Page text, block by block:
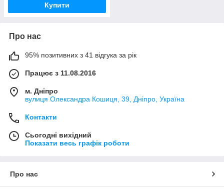
Купити
Про нас
95% позитивних з 41 відгука за рік
Працює з 11.08.2016
м. Дніпро
вулиця Олександра Кошиця, 39, Дніпро, Україна
Контакти
Сьогодні вихідний
Показати весь графік роботи
Про нас